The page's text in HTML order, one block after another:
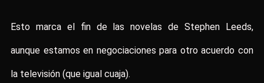
Esto marca el fin de las novelas de Stephen Leeds,
aunque estamos en negociaciones para otro acuerdo con
la televisión (que igual cuaja).